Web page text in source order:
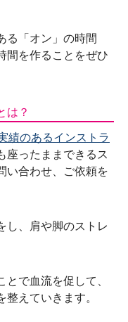
る「オン」の時間
間を作ることをぜひ
は？
績のあるインストラ
座ったままできるス
い合わせ、ご依頼を
し、肩や脚のストレ
で血流を促して、
えていきます。